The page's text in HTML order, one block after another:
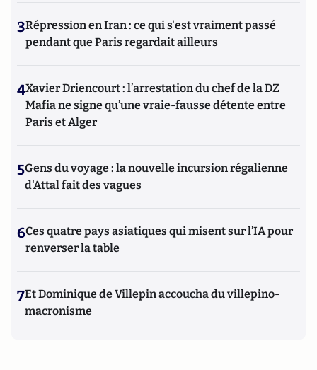
3Répression en Iran : ce qui s'est vraiment passé
pendant que Paris regardait ailleurs
4Xavier Driencourt : l’arrestation du chef de la DZ
Mafia ne signe qu’une vraie-fausse détente entre
Paris et Alger
5Gens du voyage : la nouvelle incursion régalienne
d'Attal fait des vagues
6Ces quatre pays asiatiques qui misent sur l’IA pour
renverser la table
7Et Dominique de Villepin accoucha du villepino-
macronisme